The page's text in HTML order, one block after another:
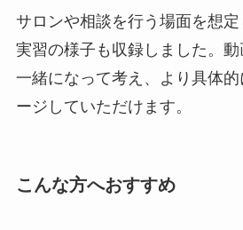
サロンや相談を行う場面を想
実習の様子も収録しました。
一緒になって考え、より具体
ージしていただけます。
こんな方へおすすめ